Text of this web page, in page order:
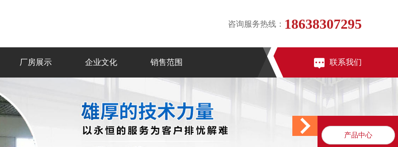
咨询服务热线： 18638307295
厂房展示 企业文化 销售范围 联系我们
产品中心